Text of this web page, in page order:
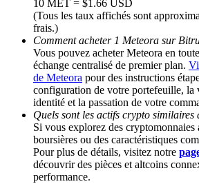
Deposit CASHCAT & Win
Share 500000 CASHCAT prize pool
Exclusive for BitMart Users
10 MET = $1.66 USD
(Tous les taux affichés sont
frais.)
Comment acheter 1 Meteora sur
Vous pouvez acheter Meteora en
échange centralisé de premier plan.
de Meteora pour des instructions
configuration de votre portefeuille, la
identité et la passation de votre
Quels sont les actifs crypto similaires
Si vous explorez des cryptomonnaies
boursières ou des caractéristiques
Pour plus de détails, visitez notre
découvrir des pièces et altcoins
performance.